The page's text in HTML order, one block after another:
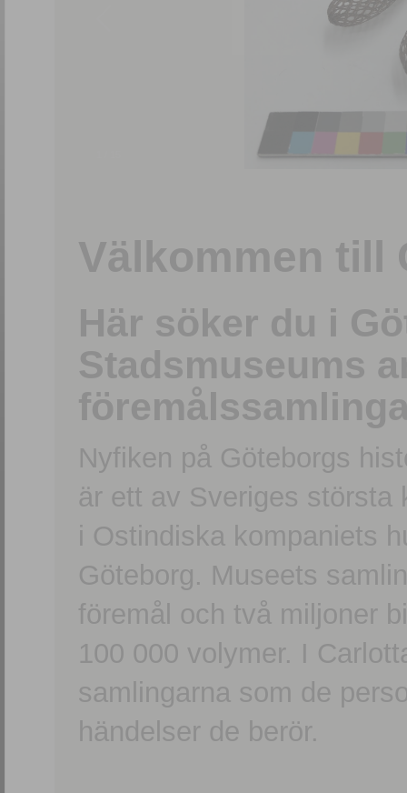
Välkommen till
Här söker du i
Stadsmuseums
Nyfiken på Göteborgs
är ett av Sveriges största
i Ostindiska kompaniets
Göteborg. Museets
föremål och två miljoner
100 000 volymer. I
samlingarna som de
händelser de berör.